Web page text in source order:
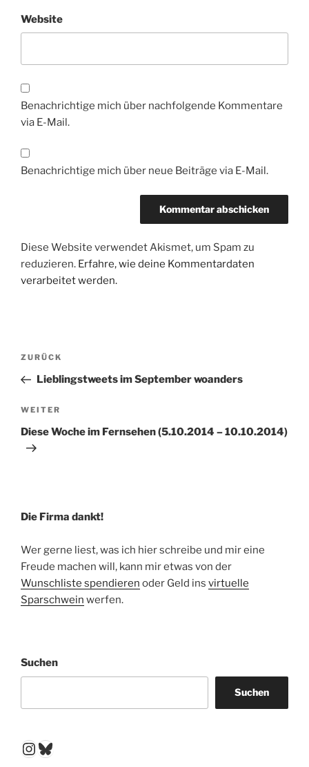
Website
Benachrichtige mich über nachfolgende Kommentare
via E-Mail.
Benachrichtige mich über neue Beiträge via E-Mail.
Diese Website verwendet Akismet, um Spam zu
reduzieren. Erfahre, wie deine Kommentardaten
verarbeitet werden.
Beitragsnavigation
Vorheriger
Beitrag
ZURÜCK
Lieblingstweets im September woanders
Nächster
Beitrag
WEITER
Diese Woche im Fernsehen (5.10.2014 – 10.10.2014)
Die Firma dankt!
Wer gerne liest, was ich hier schreibe und mir eine
Freude machen will, kann mir etwas von der
Wunschliste spendieren oder Geld ins virtuelle
Sparschwein werfen.
Suchen
Suchen
Instagram
Bluesky